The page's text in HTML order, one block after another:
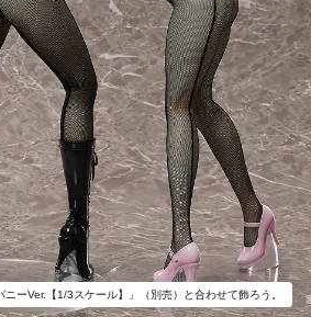
ーVer.【1/3スケール】」（別売）と合わせて飾ろう。